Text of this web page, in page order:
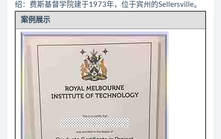
绍：费斯基督学院建于1973年，位于宾州的Sellersville。
案例展示